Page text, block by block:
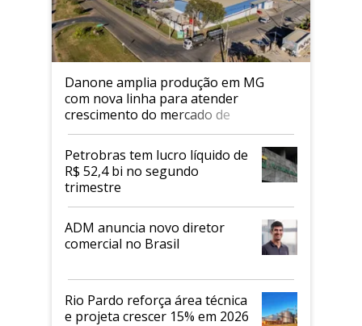
Danone amplia produção em MG
com nova linha para atender
crescimento do mercado de
alimentos proteicos
Petrobras tem lucro líquido de
R$ 52,4 bi no segundo
trimestre
ADM anuncia novo diretor
comercial no Brasil
Rio Pardo reforça área técnica
e projeta crescer 15% em 2026